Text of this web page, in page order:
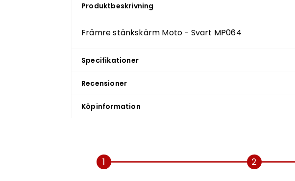
Produktbeskrivning
Främre stänkskärm Moto - Svart MP064
Specifikationer
Recensioner
Köpinformation
1 2